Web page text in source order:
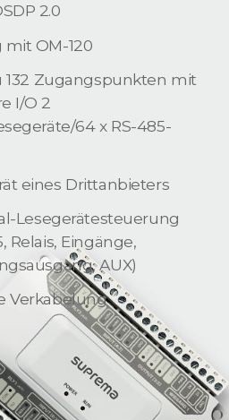
2.0
OM-120
132 Zugangspunkten mit
I/O 2
64 x RS-485-
eines Drittanbieters
Lesegerätesteuerung
Relais, Eingänge,
AUX)
Verkabelung